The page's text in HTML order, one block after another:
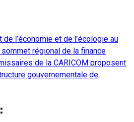
de l’économie et de l’écologie au
régional de la finance
de la CARICOM proposent
gouvernementale de